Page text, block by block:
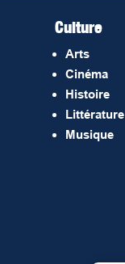
Culture
Arts
Cinéma
Histoire
Littérature
Musique